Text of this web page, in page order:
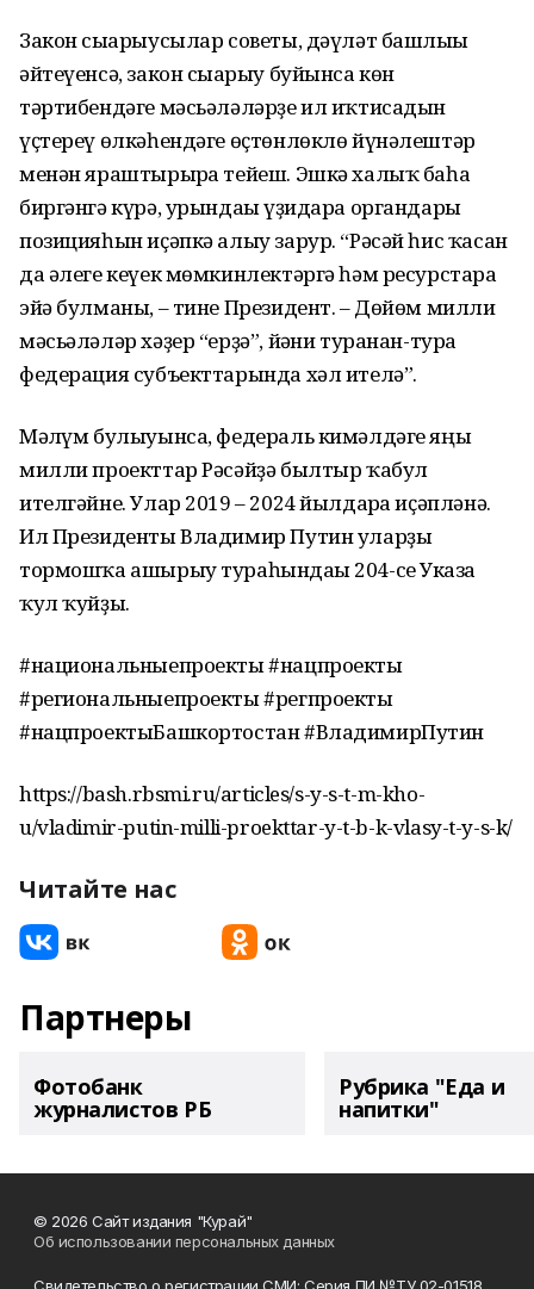
Закон сығарыусылар советы, дәүләт башлығы
әйтеүенсә, закон сығарыу буйынса көн
тәртибендәге мәсьәләләрҙе ил иҡтисадын
үҫтереү өлкәһендәге өҫтөнлөклө йүнәлештәр
менән яраштырырға тейеш. Эшкә халыҡ баһа
биргәнгә күрә, урындағы үҙидара органдары
позицияһын иҫәпкә алыу зарур. “Рәсәй һис ҡасан
да әлеге кеүек мөмкинлектәргә һәм ресурстарға
эйә булманы, – тине Президент. – Дөйөм милли
мәсьәләләр хәҙер “ерҙә”, йәғни туранан-тура
федерация субъекттарында хәл ителә”.
Мәғлүм булыуынса, федераль кимәлдәге яңы
милли проекттар Рәсәйҙә былтыр ҡабул
ителгәйне. Улар 2019 – 2024 йылдарға иҫәпләнә.
Ил Президенты Владимир Путин уларҙы
тормошҡа ашырыу тураһындағы 204-се Указға
ҡул ҡуйҙы.
#национальныепроекты #нацпроекты
#региональныепроекты #регпроекты
#нацпроектыБашкортостан #ВладимирПутин
https://bash.rbsmi.ru/articles/s-y-s-t-m-kho-
u/vladimir-putin-milli-proekttar-y-t-b-k-vlasy-t-y-s-k/
Читайте нас
Партнеры
Фотобанк
журналистов РБ
Рубрика "Еда и
напитки"
© 2026 Сайт издания "Курай"
Об использовании персональных данных